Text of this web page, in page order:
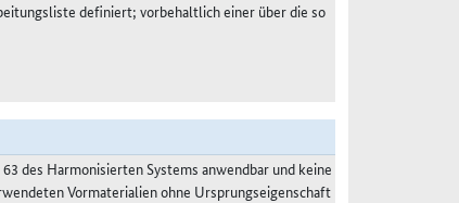
definiert; vorbehaltlich einer über die so
des Harmonisierten Systems anwendbar und keine
Vormaterialien ohne Ursprungseigenschaft